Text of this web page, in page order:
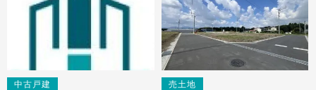
中古戸建 売土地